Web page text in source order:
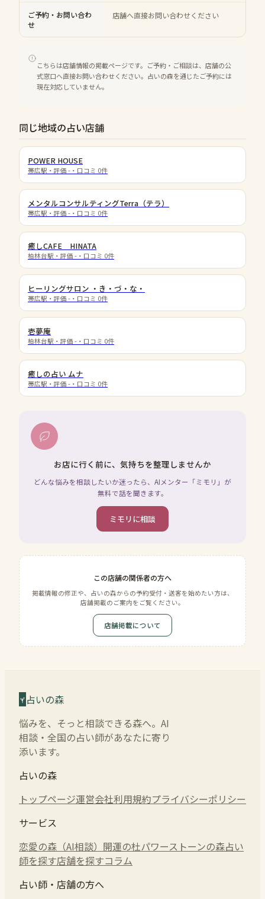
ご予約・お問い合わ
せ
店舗へ直接お問い合わせください
こちらは店舗情報の掲載ページです。ご予約・ご相談は、店舗の公
式窓口へ直接お問い合わせください。占いの森を通じたご予約には
現在対応していません。
同じ地域の占い店舗
POWER HOUSE
帯広駅 ・評価 - ・口コミ 0件
メンタルコンサルティングTerra（テラ）
帯広駅 ・評価 - ・口コミ 0件
癒しCAFE HINATA
柏林台駅 ・評価 - ・口コミ 0件
ヒーリングサロン ・き・づ・な・
帯広駅 ・評価 - ・口コミ 0件
壱夢庵
柏林台駅 ・評価 - ・口コミ 0件
癒しの占い ムナ
帯広駅 ・評価 - ・口コミ 0件
お店に行く前に、気持ちを整理しませんか
どんな悩みを相談したいか迷ったら、AIメンター「ミモリ」が
無料で話を聞きます。
ミモリに相談
この店舗の関係者の方へ
掲載情報の修正や、占いの森からの予約受付・送客を始めたい方は、
店舗掲載のご案内をご覧ください。
店舗掲載について
占いの森
悩みを、そっと相談できる森へ。AI
相談・全国の占い師があなたに寄り
添います。
占いの森
トップページ運営会社利用規約プライバシーポリシー
サービス
恋愛の森（AI相談） 開運の杜パワーストーンの森占い
師を探す店舗を探すコラム
占い師・店舗の方へ